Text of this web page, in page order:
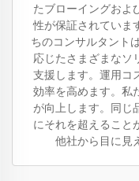
たブローイングおよ
性が保証されていま
ちのコンサルタント
応じたさまざまなソ
支援します。運用コ
効率を高めます。私
が向上します。同じ
にそれを超えること
他社から目に見